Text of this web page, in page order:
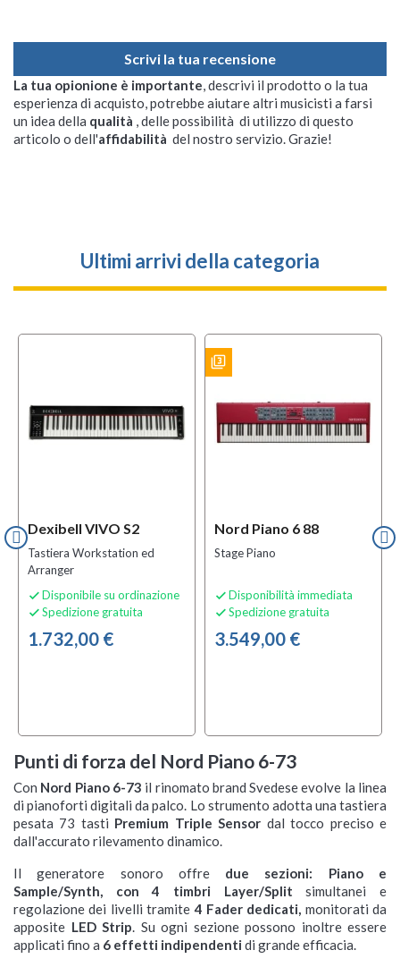
Scrivi la tua recensione
La tua opionione è importante, descrivi il prodotto o la tua
esperienza di acquisto, potrebbe aiutare altri musicisti a farsi
un idea della qualità , delle possibilità di utilizzo di questo
articolo o dell'affidabilità del nostro servizio. Grazie!
Ultimi arrivi della categoria
Dexibell VIVO S2
Tastiera Workstation ed
Arranger
 Disponibile su ordinazione
 Spedizione gratuita
1.732,00 €
Nord Piano 6 88
Stage Piano
 Disponibilità immediata
 Spedizione gratuita
3.549,00 €
filter_3
Crumar Parsifal Dexibell VIVOS8M
Dexibell VIVO S8 YAMAHA CK88
Crumar Seven Nord Stage 4 Compact
Nord Stage 4 73 Crumar Seventeen
Dexibell VIVOS1 Black Nord Electro 6 HP 73
Punti di forza del Nord Piano 6-73
Con Nord Piano 6-73 il rinomato brand Svedese evolve la linea
di pianoforti digitali da palco. Lo strumento adotta una tastiera
pesata 73 tasti Premium Triple Sensor dal tocco preciso e
dall'accurato rilevamento dinamico.
Il generatore sonoro offre due sezioni: Piano e
Sample/Synth, con
4 timbri Layer/Split simultanei e
regolazione dei livelli tramite4 Fader dedicati, monitorati da
apposite LED Strip. Su ogni sezione possono inoltre essere
applicati fino a 6 effetti indipendenti di grande efficacia.